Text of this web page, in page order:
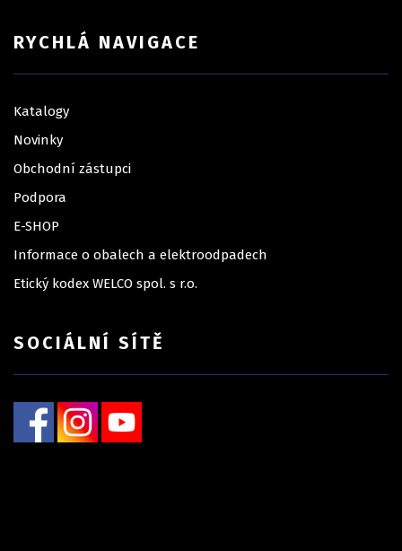
RYCHLÁ NAVIGACE
Katalogy
Novinky
Obchodní zástupci
Podpora
E-SHOP
Informace o obalech a elektroodpadech
Etický kodex WELCO spol. s r.o.
SOCIÁLNÍ SÍTĚ